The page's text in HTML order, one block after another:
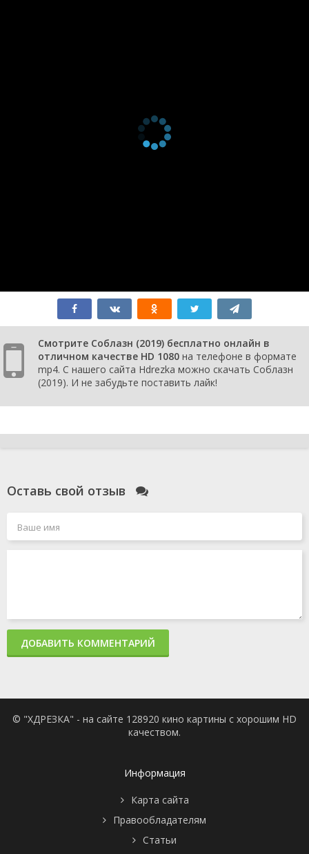
Смотрите Соблазн (2019) бесплатно онлайн в
отличном качестве HD 1080 на телефоне в формате
mp4. С нашего сайта Hdrezka можно скачать Соблазн
(2019). И не забудьте поставить лайк!
Оставь свой отзыв
ДОБАВИТЬ КОММЕНТАРИЙ
© "ХДРЕЗКА" - на сайте 128920 кино картины с хорошим HD
качеством.
Информация
Карта сайта
Правообладателям
Статьи